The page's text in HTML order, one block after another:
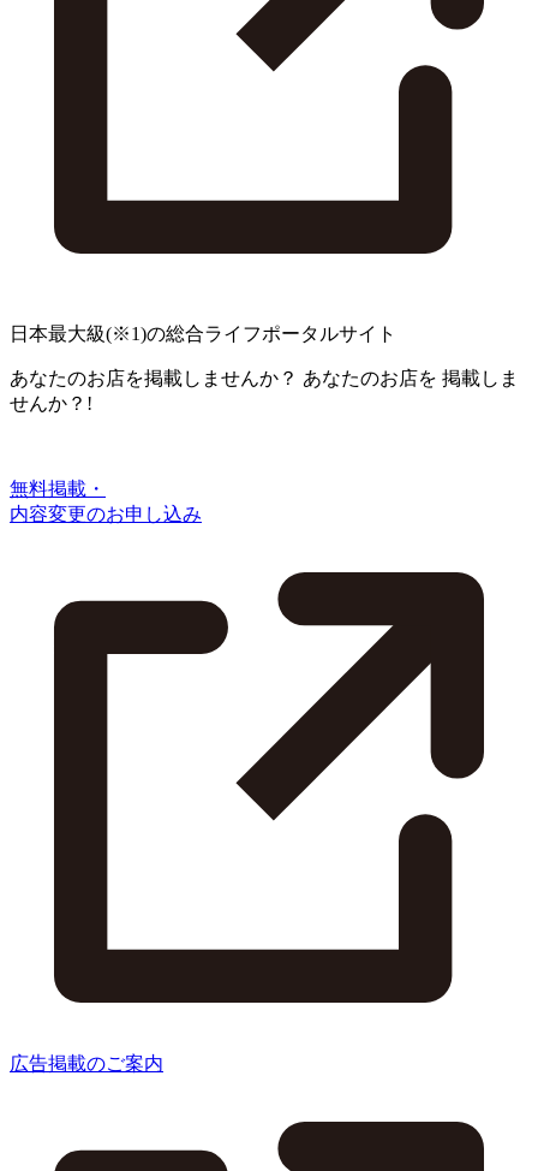
日本最大級(※1)の総合ライフポータルサイト
あなたのお店を掲載しませんか？ あなたのお店を 掲載しま
せんか？!
無料掲載・
内容変更のお申し込み
広告掲載のご案内